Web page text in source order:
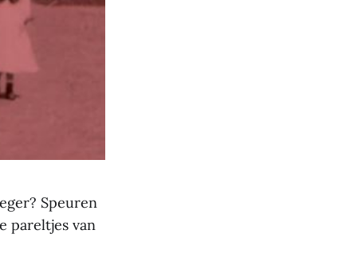
Speuren
pareltjes van